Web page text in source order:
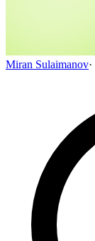
Miran Sulaimanov·